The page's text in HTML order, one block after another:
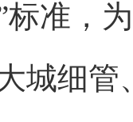
标准，
城细管